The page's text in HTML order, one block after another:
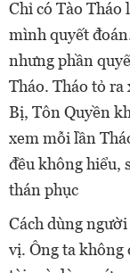
Chỉ có Tào
mình quyết
nhưng phần
Tháo. Tháo tỏ ra
Bị, Tôn Quyền
xem mỗi lần
đều không hiểu,
thán phục
Cách dùng
vị. Ông ta không